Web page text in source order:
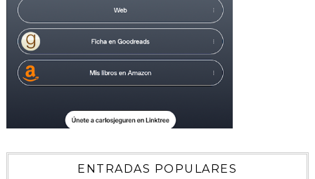
ENTRADAS POPULARES